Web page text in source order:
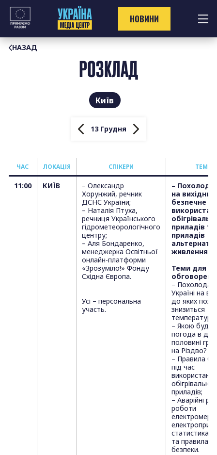
Перейти
контенту
НОВИНИ
НАЗАД
РОЗКЛАД
Київ
13 Грудня
ЧАС ЛОКАЦІЯ СПІКЕРИ TЕМИ
11:00 КИЇВ
– Олександр
Хорунжий, речник
ДСНС України;
– Наталія Птуха,
речниця Українського
гідрометеорологічного
центру;
– Аля Бондаренко,
менеджерка Освітньої
онлайн-платформи
«Зрозуміло!» Фонду
Східна Європа.
Усі – персональна
участь.
–
на вихідних
безпечне
приладів та
приладів
живлення
Теми для
–
Україні на
до яких
знизиться
– Якою буде
погода в
половині
на Різдво?
– Правила
під час
використання
обігрівальних
приладів;
– Аварійні
роботи
статистика
та правила
безпеки.